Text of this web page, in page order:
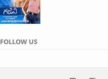
FOLLOW US